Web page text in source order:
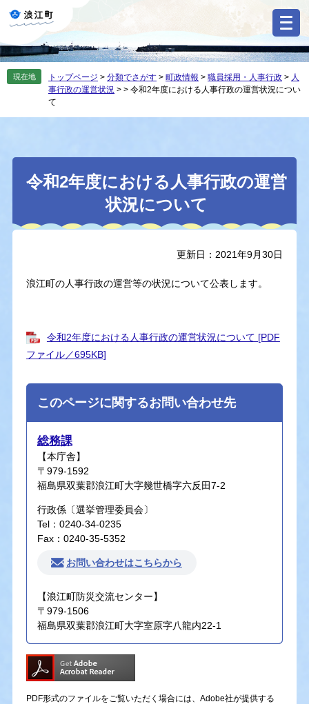
の
先
ー
を
現在地 トップページ > 分類でさがす > 町政情報 > 職員採用・人事行政 > 人
事行政の運営状況 > > 令和2年度における人事行政の運営状況につい
て
本
令和2年度における人事行政の運営
状況について
更新日：2021年9月30日
浪江町の人事行政の運営等の状況について公表します。
令和2年度における人事行政の運営状況について [PDF
ファイル／695KB]
このページに関するお問い合わせ先
総務課
【本庁舎】
〒979-1592
福島県双葉郡浪江町大字幾世橋字六反田7-2
行政係〔選挙管理委員会〕
Tel：0240-34-0235
Fax：0240-35-5352
お問い合わせはこちらから
【浪江町防災交流センター】
〒979-1506
福島県双葉郡浪江町大字室原字八龍内22-1
PDF形式のファイルをご覧いただく場合には、Adobe社が提供する